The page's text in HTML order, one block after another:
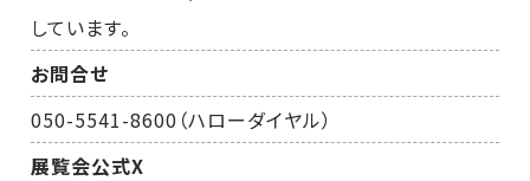
しています。
お問合せ
050-5541-8600（ハローダイヤル）
展覧会公式X